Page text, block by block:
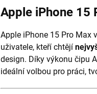
Apple iPhone 15
Apple iPhone 15 Pro Max
uživatele, kteří chtějí
design. Díky výkonu čipu
ideální volbou pro práci,